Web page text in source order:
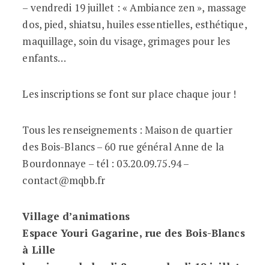
– vendredi 19 juillet : « Ambiance zen », massage
dos, pied, shiatsu, huiles essentielles, esthétique,
maquillage, soin du visage, grimages pour les
enfants…
Les inscriptions se font sur place chaque jour !
Tous les renseignements : Maison de quartier
des Bois-Blancs – 60 rue général Anne de la
Bourdonnaye – tél : 03.20.09.75.94 –
contact@mqbb.fr
Village d’animations
Espace Youri Gagarine, rue des Bois-Blancs
à Lille